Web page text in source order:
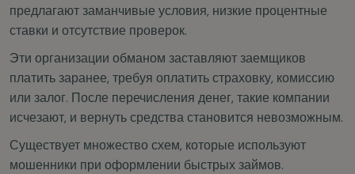
предлагают заманчивые условия, низкие процентные
ставки и отсутствие проверок.
Эти организации обманом заставляют заемщиков
платить заранее, требуя оплатить страховку, комиссию
или залог. После перечисления денег, такие компании
исчезают, и вернуть средства становится невозможным.
Существует множество схем, которые используют
мошенники при оформлении быстрых займов.